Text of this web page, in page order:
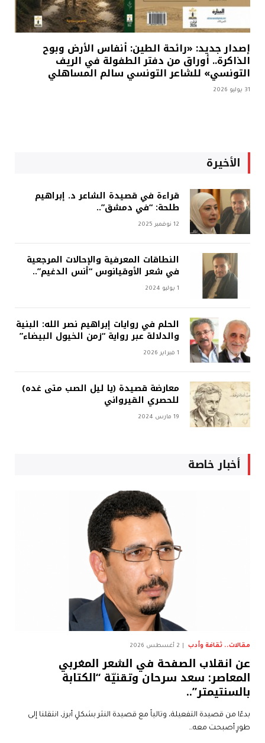
إصدار جديد: «رائحة الطين: أنفاس الأرض وبوح
الذاكرة.. أوراق من دفتر الطفولة في الريف
التونسي» للشاعر التونسي سالم المساهلي
31 يوليو 2026
الأخيرة
قراءة في قصيدة الشاعر د. إبراهيم
طلحة: “في دمشق”..
12 نوفمبر 2025
النطاقات المعرفية والإحالات المرجعية
في شعر الأوقيانوس “أنس الدغيم”..
1 يوليو 2024
الحلم في روايات إبراهيم نصر الله: البنية
والدلالة عبر رواية “زمن الخيول البيضاء”
1 فبراير 2026
معارضة قصيدة (يا ليل الصب متى غده)
للحصري القيرواني
19 مارس 2024
أخبار خاصة
مقالات.. ثقافة وأدب 2 أغسطس 2026
عن انقلاب الصفحة في الشعر المغربي
المعاصر: سعد سرحان وتقنيّة “الكتابة
بالسنتيمتر”..
بدءًا من قصيدة التفعيلة، وتالياً مع قصيدة النثر بشكلٍ أبرز، انتقلنا إلى
طورٍ أصبحت معه…